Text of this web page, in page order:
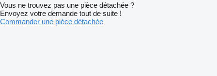
Vous ne trouvez pas une pièce détachée ?
Envoyez votre demande tout de suite !
Commander une pièce détachée